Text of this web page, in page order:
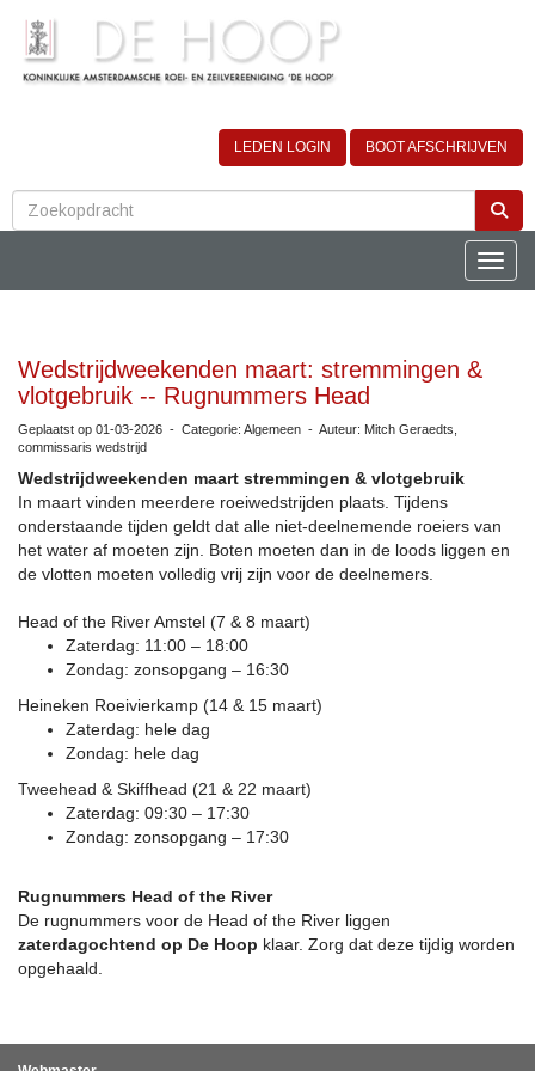
LEDEN LOGIN BOOT AFSCHRIJVEN
Wedstrijdweekenden maart: stremmingen &
vlotgebruik -- Rugnummers Head
Geplaatst op 01-03-2026 - Categorie: Algemeen - Auteur: Mitch Geraedts,
commissaris wedstrijd
Wedstrijdweekenden maart stremmingen & vlotgebruik
In maart vinden meerdere roeiwedstrijden plaats. Tijdens
onderstaande tijden geldt dat alle niet-deelnemende roeiers van
het water af moeten zijn. Boten moeten dan in de loods liggen en
de vlotten moeten volledig vrij zijn voor de deelnemers.
Head of the River Amstel (7 & 8 maart)
Zaterdag: 11:00 – 18:00
Zondag: zonsopgang – 16:30
Heineken Roeivierkamp (14 & 15 maart)
Zaterdag: hele dag
Zondag: hele dag
Tweehead & Skiffhead (21 & 22 maart)
Zaterdag: 09:30 – 17:30
Zondag: zonsopgang – 17:30
Rugnummers Head of the River
De rugnummers voor de Head of the River liggen
zaterdagochtend op De Hoop klaar. Zorg dat deze tijdig worden
opgehaald.